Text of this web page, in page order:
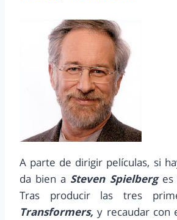
A parte de dirigir películas, si
da bien a Steven Spielberges
Tras producir las tres
Transformers, y recaudar con